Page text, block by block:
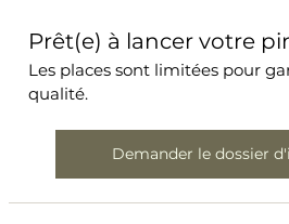
Prêt(e) à lancer votre
Les places sont limitées pour
qualité.
Demander le dossier